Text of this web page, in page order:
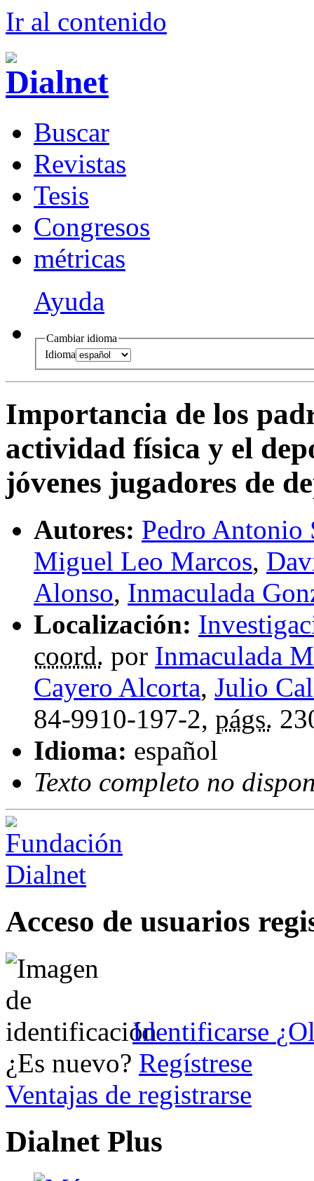
Ir al contenido
Buscar
Revistas
Tesis
Congresos
métricas
Ayuda
Cambiar idioma
Idioma
Importancia de los
actividad física y el
jóvenes jugadores de
Autores: Pedro Antonio
Miguel Leo Marcos,
Alonso, Inmaculada
Localización:
coord. por Inmaculada
Cayero Alcorta, Julio
84-9910-197-2, págs.
Idioma: español
Texto completo no
Acceso de usuarios
Identificarse
¿Es nuevo? Regístrese
Ventajas de registrarse
Dialnet Plus